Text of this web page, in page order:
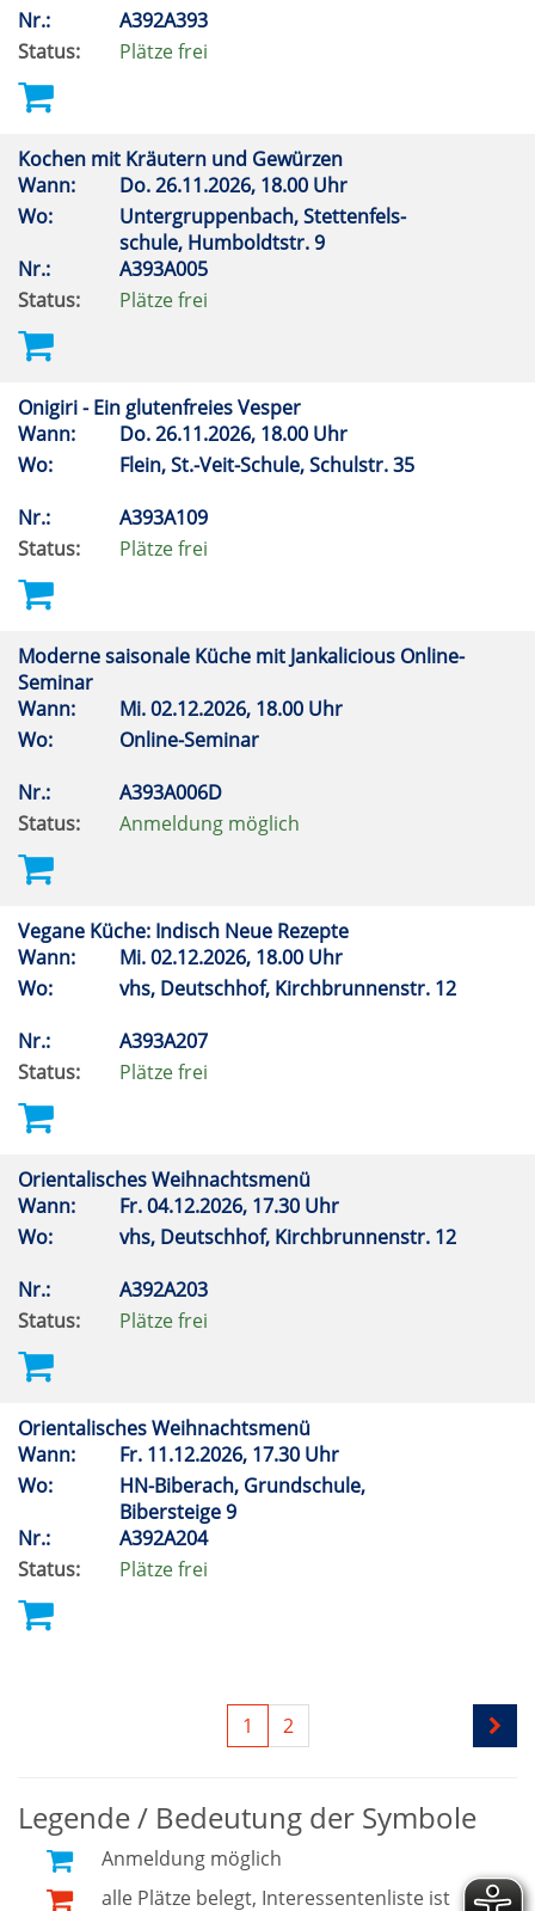
Nr.:
A392A393
Status:
Plätze frei
Kochen mit Kräutern und Gewürzen
Wann:
Do.26.11.2026, 18.00 Uhr
Wo:
Untergruppenbach, Stettenfels-
schule, Humboldtstr. 9
Nr.:
A393A005
Status:
Plätze frei
Onigiri - Ein glutenfreies Vesper
Wann:
Do.26.11.2026, 18.00 Uhr
Wo:
Flein, St.-Veit-Schule, Schulstr. 35
Nr.:
A393A109
Status:
Plätze frei
Moderne saisonale Küche mit Jankalicious Online-
Seminar
Wann:
Mi.02.12.2026, 18.00 Uhr
Wo:
Online-Seminar
Nr.:
A393A006D
Status:
Anmeldung möglich
Vegane Küche: Indisch Neue Rezepte
Wann:
Mi.02.12.2026, 18.00 Uhr
Wo:
vhs, Deutschhof, Kirchbrunnenstr. 12
Nr.:
A393A207
Status:
Plätze frei
Orientalisches Weihnachtsmenü
Wann:
Fr.04.12.2026, 17.30 Uhr
Wo:
vhs, Deutschhof, Kirchbrunnenstr. 12
Nr.:
A392A203
Status:
Plätze frei
Orientalisches Weihnachtsmenü
Wann:
Fr. 11.12.2026, 17.30 Uhr
Wo:
HN-Biberach, Grundschule,
Bibersteige 9
Nr.:
A392A204
Status:
Plätze frei
1 2
Legende / Bedeutung der Symbole
Anmeldung möglich
alle Plätze belegt, Interessentenliste ist